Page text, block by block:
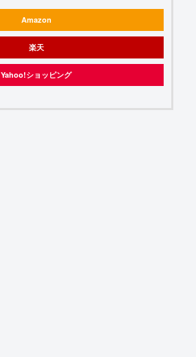
Amazon
楽天
Yahoo!ショッピング